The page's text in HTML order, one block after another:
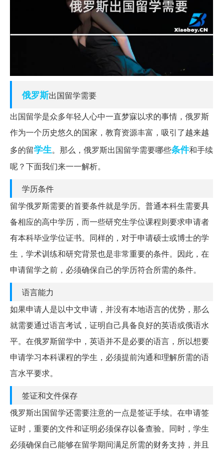
俄罗斯出国留学需要
出国留学是众多年轻人心中一直梦寐以求的事情，俄罗斯
作为一个历史悠久的国家，教育资源丰富，吸引了越来越
多的留学生。那么，俄罗斯出国留学需要哪些条件和手续
呢？下面我们来一一解析。
学历条件
留学俄罗斯需要的首要条件就是学历。普通本科生需要具
备相应的高中学历，而一些研究生学位课程则要求申请者
有本科毕业学位证书。同样的，对于申请硕士或博士的学
生，学术训练和研究背景也是非常重要的条件。因此，在
申请留学之前，必须确保自己的学历符合所需的条件。
语言能力
如果申请人是以中文申请，并没有本地语言的优势，那么
就需要通过语言考试，证明自己具备良好的英语或俄语水
平。在俄罗斯留学中，英语并不是必要的语言，所以想要
申请学习本科课程的学生，必须提前沟通和理解所需的语
言水平要求。
签证和文件保存
俄罗斯出国留学还需要注意的一点是签证手续。在申请签
证时，重要的文件和证明必须保存以备查验。同时，学生
必须确保自己能够在留学期间满足所需的财务支持，并且